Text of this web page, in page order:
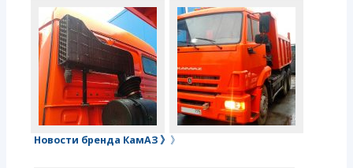
Новости бренда КамАЗ 》 》